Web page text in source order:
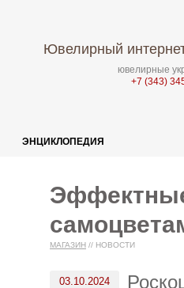
Ювелирный
ювелирные
+7 (343)
ЭНЦИКЛОПЕДИЯ
МАГАЗИН // НОВОСТИ
03.10.2024